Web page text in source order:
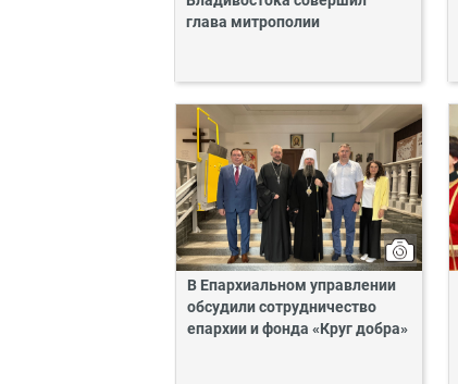
глава митрополии
В Епархиальном управлении
обсудили сотрудничество
епархии и фонда «Круг добра»